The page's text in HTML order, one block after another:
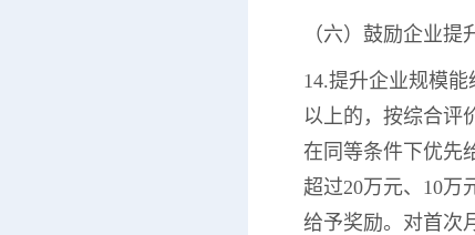
（六）鼓励企业提
14.提升企业规模
以上的，按综合评
在同等条件下优先
超过20万元、10万
给予奖励。对首次